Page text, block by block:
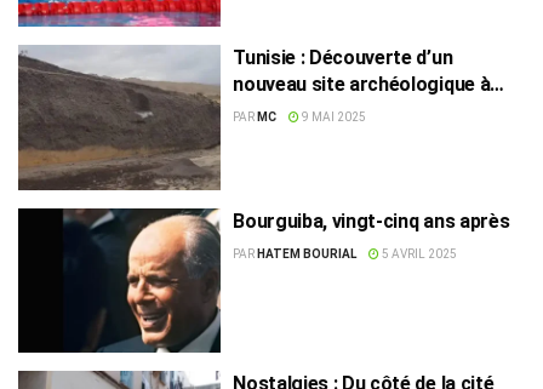
Tunisie : Découverte d’un
nouveau site archéologique à
Jebel Selloum
PAR MC 9 MAI 2025
Bourguiba, vingt-cinq ans après
PAR HATEM BOURIAL 5 AVRIL 2025
Nostalgies : Du côté de la cité